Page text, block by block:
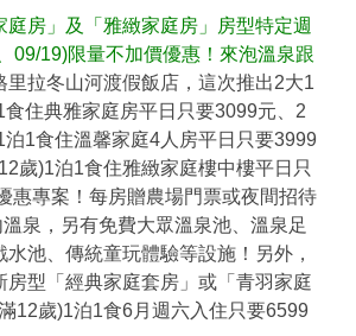
庭房」及「雅緻家庭房」房型特定週
09/19)限量不加價優惠！來泡溫泉跟
里拉冬山河渡假飯店，這次推出2大1
住典雅家庭房平日只要3099元、2
泊1食住溫馨家庭4人房平日只要3999
歲)1泊1食住雅緻家庭樓中樓平日只
惠專案！每房贈農場門票或夜間招待
泉，另有免費大眾溫泉池、溫泉足
池、傳統童玩體驗等設施！另外，
房型「經典家庭套房」或「青羽家庭
12歲)1泊1食6月週六入住只要6599